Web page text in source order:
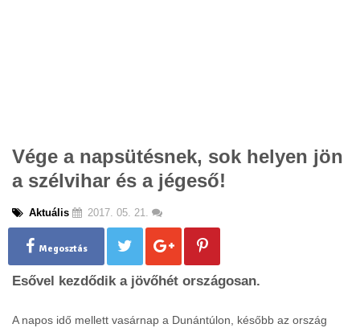
Vége a napsütésnek, sok helyen jön
a szélvihar és a jégeső!
Aktuális 2017. 05. 21.
Megosztás
Esővel kezdődik a jövőhét országosan.
A napos idő mellett vasárnap a Dunántúlon, később az ország